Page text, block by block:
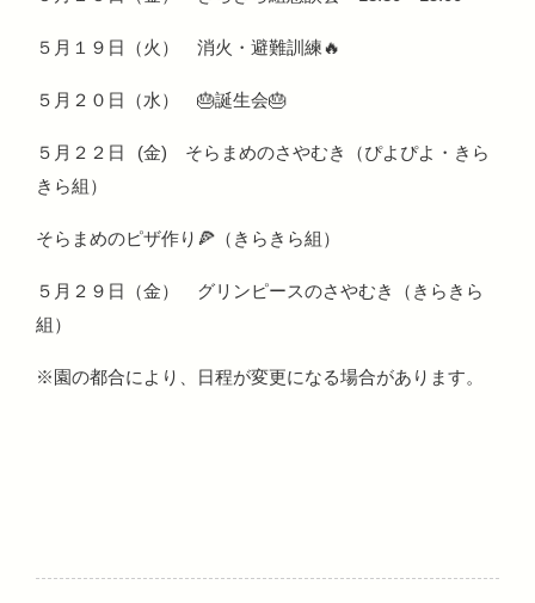
５月１９日（火） 消火・避難訓練🔥
５月２０日（水） 🎂誕生会🎂
５月２２日 (金) そらまめのさやむき（ぴよぴよ・きら
きら組）
そらまめのピザ作り🍕（きらきら組）
５月２９日（金） グリンピースのさやむき（きらきら
組）
※園の都合により、日程が変更になる場合があります。